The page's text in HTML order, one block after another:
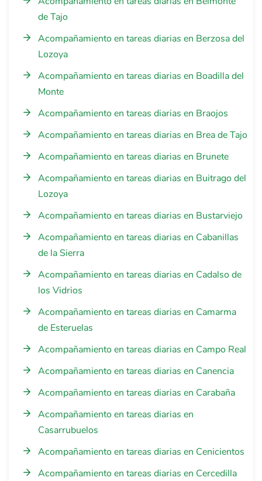
de Tajo
Acompañamiento en tareas diarias en Berzosa del
Lozoya
Acompañamiento en tareas diarias en Boadilla del
Monte
Acompañamiento en tareas diarias en Braojos
Acompañamiento en tareas diarias en Brea de Tajo
Acompañamiento en tareas diarias en Brunete
Acompañamiento en tareas diarias en Buitrago del
Lozoya
Acompañamiento en tareas diarias en Bustarviejo
Acompañamiento en tareas diarias en Cabanillas
de la Sierra
Acompañamiento en tareas diarias en Cadalso de
los Vidrios
Acompañamiento en tareas diarias en Camarma
de Esteruelas
Acompañamiento en tareas diarias en Campo Real
Acompañamiento en tareas diarias en Canencia
Acompañamiento en tareas diarias en Carabaña
Acompañamiento en tareas diarias en
Casarrubuelos
Acompañamiento en tareas diarias en Cenicientos
Acompañamiento en tareas diarias en Cercedilla